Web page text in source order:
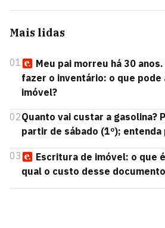
Mais lidas
01
Meu pai morreu há 30
fazer o inventário: o que pode
imóvel?
02Quanto vai custar a gasolina?
partir de sábado (1º); entenda
03
Escritura de imóvel: o que
qual o custo desse